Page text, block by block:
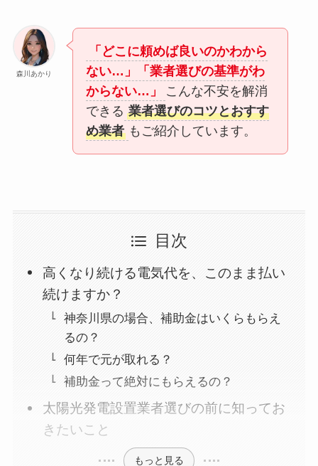
森川あかり
「どこに頼めば良いのかわから
ない…」「業者選びの基準がわ
からない…」
こんな不安を解消
できる 業者選びのコツとおすす
め業者 もご紹介しています。
目次
高くなり続ける電気代を、このまま払い
続けますか？
神奈川県の場合、補助金はいくらもらえ
るの？
何年で元が取れる？
補助金って絶対にもらえるの？
太陽光発電設置業者選びの前に知ってお
きたいこと
もっと見る